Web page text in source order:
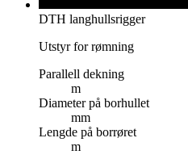
DTH langhullsrigger
Utstyr for rømning
Parallell dekning
m
Diameter på borhullet
mm
Lengde på borrøret
m